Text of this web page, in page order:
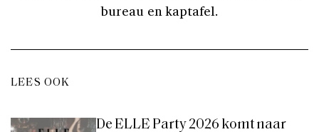
bureau en kaptafel.
LEES OOK
De ELLE Party 2026 komt naar